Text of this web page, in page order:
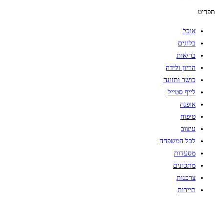
תפריט
אוכל
בלוגים
בריאות
הריון ולידה
כושר ותזונה
לייף סטייל
אופנה
טיפוח
עיצוב
לכל המשפחה
מסעדות
מתכונים
צרכנות
תיירות